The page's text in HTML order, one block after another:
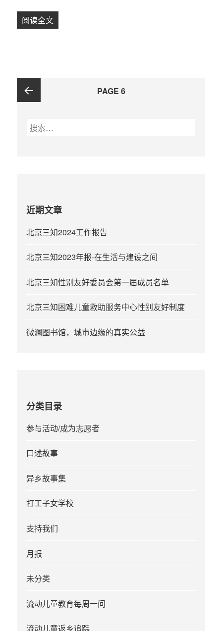
阅读全文
PAGE 6
搜
近期文章
北京三知2024工作报告
北京三知2023年报-在生活与建设之间
北京三知性别友好委员会第一届成员名单
北京三知困难儿童救助服务中心性别友好制度
微澜图书馆，城市边缘的真实公益
分类目录
参与活动/成为志愿者
口述故事
异乡故事集
打工子女学校
支持我们
月报
未分类
流动儿童教育每周一问
流动儿童返乡追踪